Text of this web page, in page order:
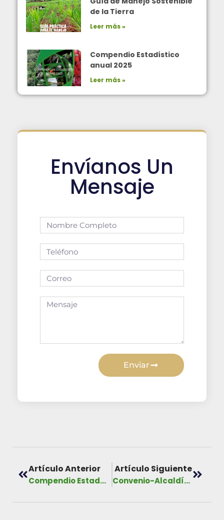
de la Tierra
Leer más »
Compendio Estadístico
anual 2025
Leer más »
Envíanos Un
Mensaje
Enviar
Artículo Anterior
Compendio Estadístico Anual 2020
Artículo Siguiente
Convenio-Alcaldía de Ocú, 2020-2025